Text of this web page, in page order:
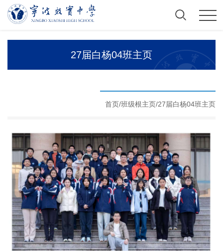
27届白杨04班主页
首页/班级根主页/27届白杨04班主页